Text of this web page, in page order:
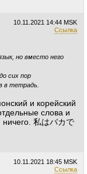
10.11.2021 14:44 MSK
Ссылка
но вместо него
сих пор
в тетрадь.
и корейский
слова и
私はバカで
10.11.2021 18:45 MSK
Ссылка